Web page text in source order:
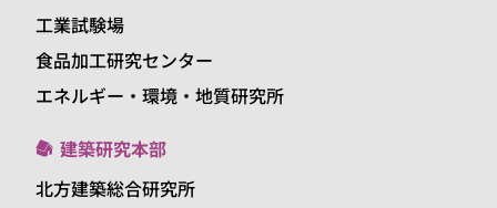
工業試験場
食品加工研究センター
エネルギー・環境・地質研究所
建築研究本部
北方建築総合研究所